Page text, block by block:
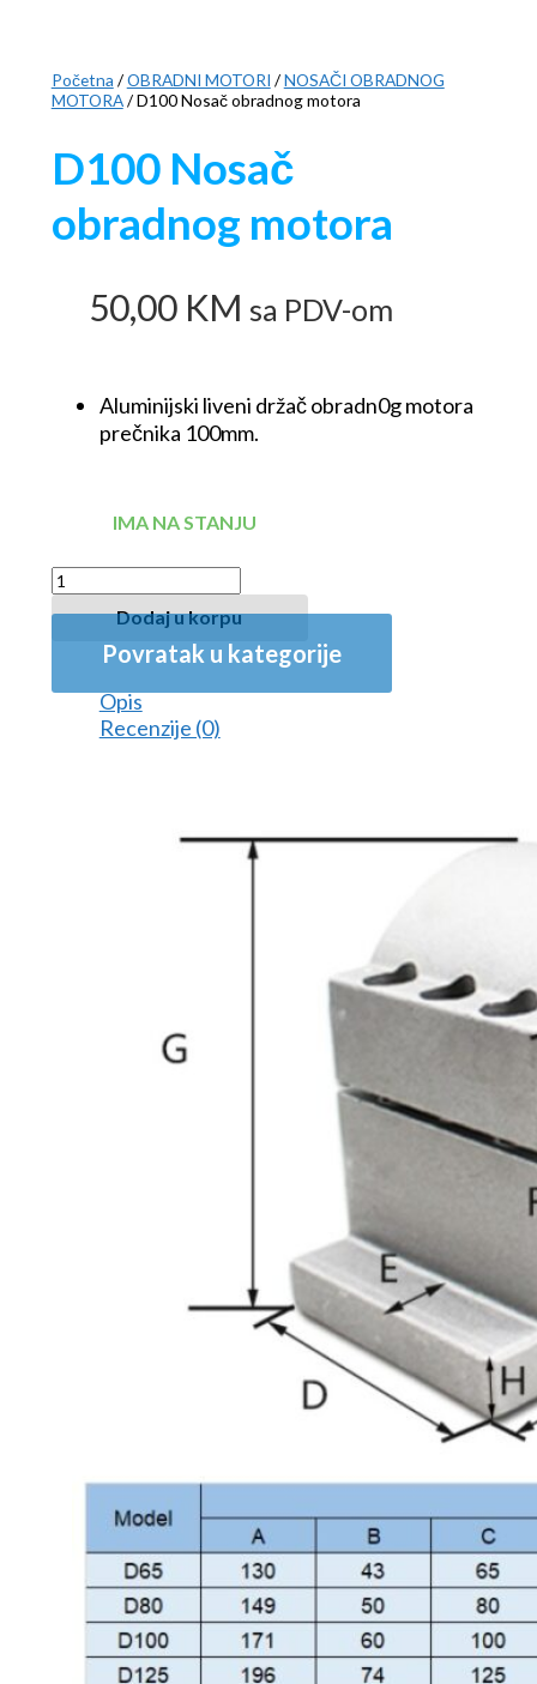
Početna /OBRADNI MOTORI /NOSAČI OBRADNOG
MOTORA/ D100 Nosač obradnog motora
D100 Nosač
obradnog motora
50,00 KM sa PDV-om
Aluminijski liveni držač obradn0g motora
prečnika 100mm.
IMA NA STANJU
Dodaj u korpu
Povratak u kategorije
Opis
Recenzije (0)